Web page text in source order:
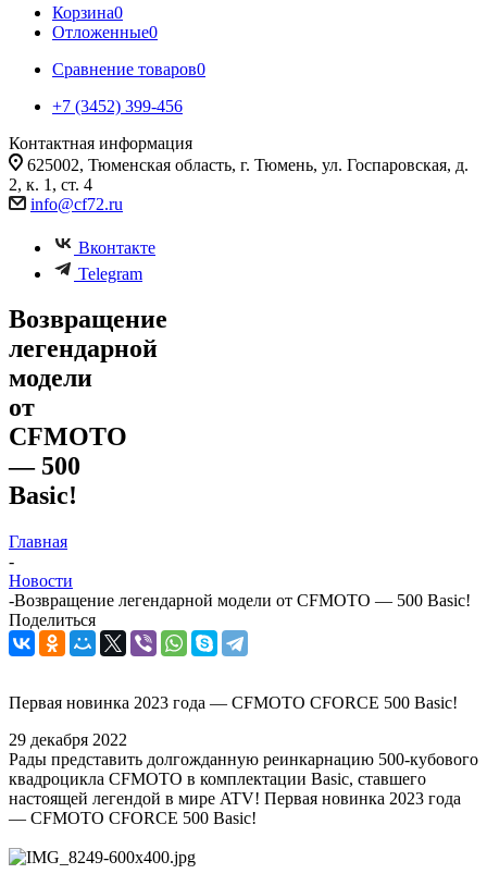
Корзина0
Отложенные0
Сравнение товаров0
+7 (3452) 399-456
Контактная информация
625002, Тюменская область, г. Тюмень, ул. Госпаровская, д.
2, к. 1, ст. 4
info@cf72.ru
Вконтакте
Telegram
Возвращение
легендарной
модели
от
CFMOTO
— 500
Basic!
Главная
-
Новости
-Возвращение легендарной модели от CFMOTO — 500 Basic!
Поделиться
Первая новинка 2023 года — CFMOTO CFORCE 500 Basic!
29 декабря 2022
Рады представить долгожданную реинкарнацию 500-кубового
квадроцикла CFMOTO в комплектации Basic, ставшего
настоящей легендой в мире ATV! Первая новинка 2023 года
— CFMOTO CFORCE 500 Basic!